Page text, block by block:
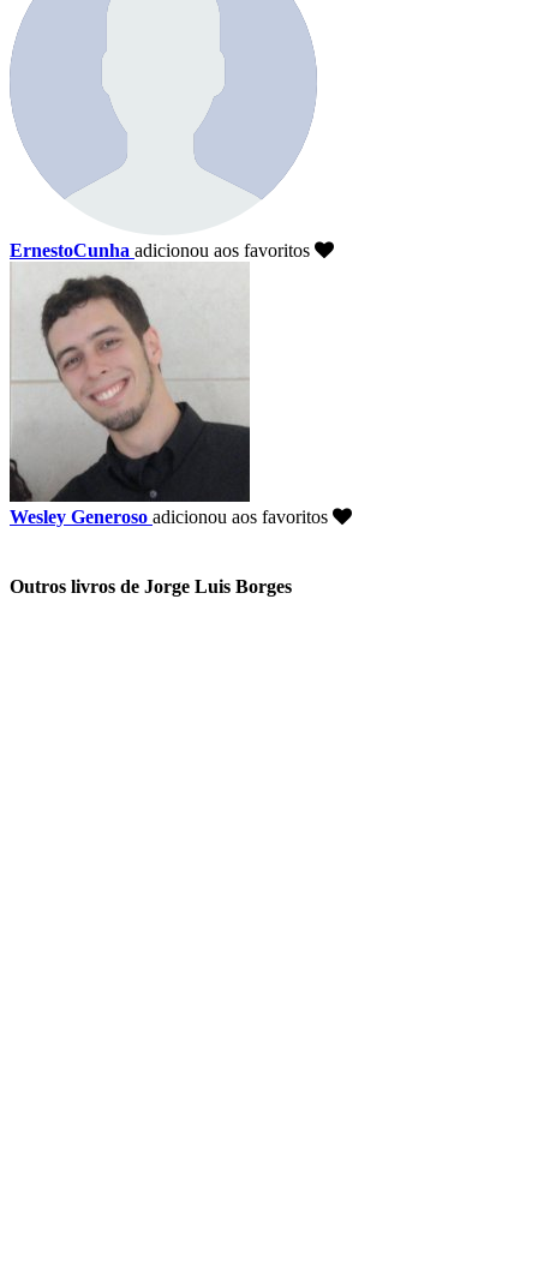
ErnestoCunha adicionou aos favoritos
Wesley Generoso adicionou aos favoritos
Outros livros de Jorge Luis Borges